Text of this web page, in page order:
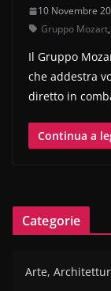
10 Novembre
Gruppo Mozart,
Il Gruppo
che addestra
diretto in
Continua a
Categorie
Arte,